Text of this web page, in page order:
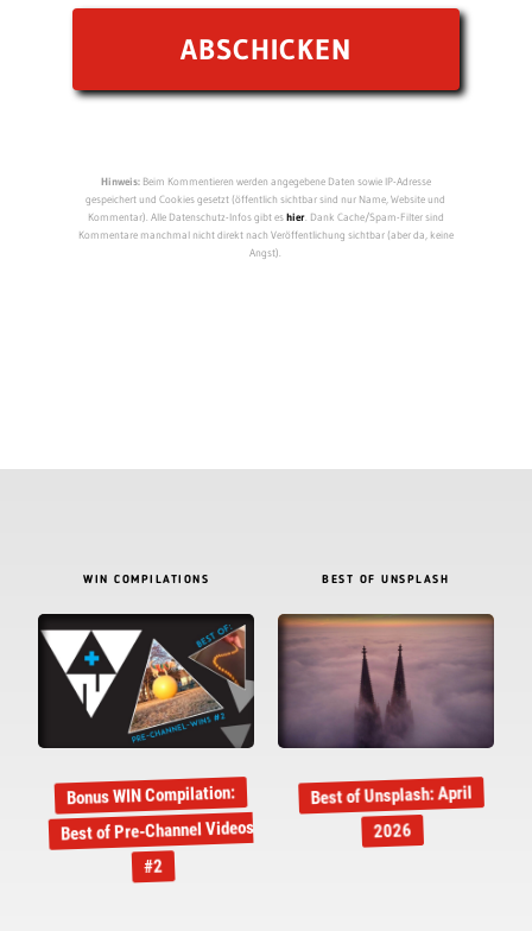
Hinweis:Beim Kommentieren werden angegebene Daten sowie IP-Adresse
gespeichert und Cookies gesetzt (öffentlich sichtbar sind nur Name, Website und
Kommentar). Alle Datenschutz-Infos gibt eshier. Dank Cache/Spam-Filter sind
Kommentare manchmal nicht direkt nach Veröffentlichung sichtbar (aber da, keine
Angst).
WIN COMPILATIONS
Bonus WIN Compilation:
Best of Pre-Channel Videos
#2
BEST OF UNSPLASH
Best of Unsplash: April
2026